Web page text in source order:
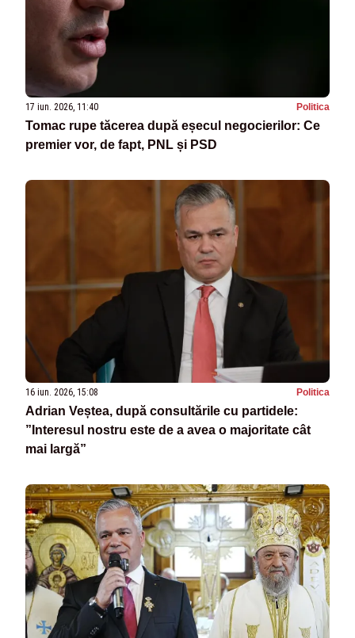
17 iun. 2026, 11:40 Politica
Tomac rupe tăcerea după eșecul negocierilor: Ce
premier vor, de fapt, PNL și PSD
16 iun. 2026, 15:08 Politica
Adrian Veștea, după consultările cu partidele:
”Interesul nostru este de a avea o majoritate cât
mai largă”